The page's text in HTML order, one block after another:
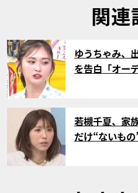
関連
サムネイル
ゆうちゃみ、
を告白「オー
サムネイル
若槻千夏、家
だけ“ないも